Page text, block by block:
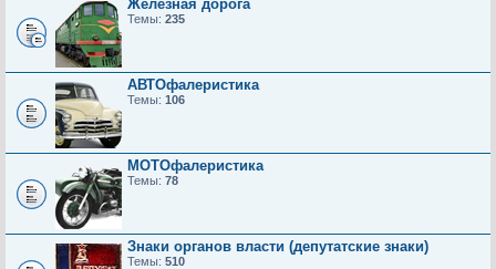
Железная дорога
Темы: 235
АВТОфалеристика
Темы: 106
МОТОфалеристика
Темы: 78
Знаки органов власти (депутатские знаки)
Темы: 510